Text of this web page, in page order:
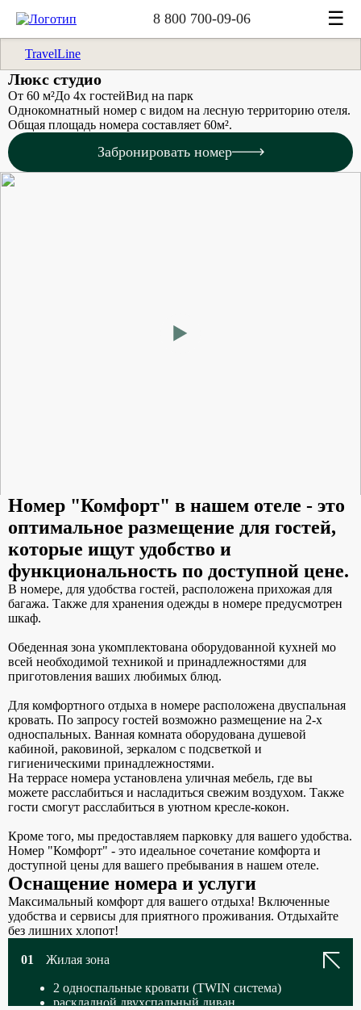
8 800 700-09-06 ☰
TravelLine
Люкс студио
От 60 м²До 4х гостейВид на парк
Однокомнатный номер с видом на лесную территорию отеля.
Общая площадь номера составляет 60м².
Забронировать номер
Номер "Комфорт" в нашем отеле - это
оптимальное размещение для гостей,
которые ищут удобство и
функциональность по доступной цене.
В номере, для удобства гостей, расположена прихожая для
багажа. Также для хранения одежды в номере предусмотрен
шкаф.
Обеденная зона укомплектована оборудованной кухней мо
всей необходимой техникой и принадлежностями для
приготовления ваших любимых блюд.
Для комфортного отдыха в номере расположена двуспальная
кровать. По запросу гостей возможно размещение на 2-х
односпальных. Ванная комната оборудована душевой
кабиной, раковиной, зеркалом с подсветкой и
гигиеническими принадлежностями.
На террасе номера установлена уличная мебель, где вы
можете расслабиться и насладиться свежим воздухом. Также
гости смогут расслабиться в уютном кресле-кокон.
Кроме того, мы предоставляем парковку для вашего удобства.
Номер "Комфорт" - это идеальное сочетание комфорта и
доступной цены для вашего пребывания в нашем отеле.
Оснащение номера и услуги
Максимальный комфорт для вашего отдыха! Включенные
удобства и сервисы для приятного проживания. Отдыхайте
без лишних хлопот!
01 Жилая зона
2 односпальные кровати (TWIN система)
раскладной двухспальный диван